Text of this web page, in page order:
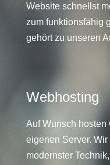
Website schnellst
zum funktionsfähig
gehört zu unseren
Webhosting
Auf Wunsch hosten
eigenen Server.
modernster